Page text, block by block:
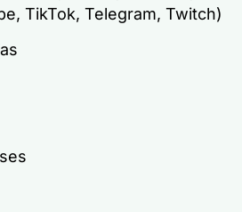
TikTok, Telegram, Twitch)